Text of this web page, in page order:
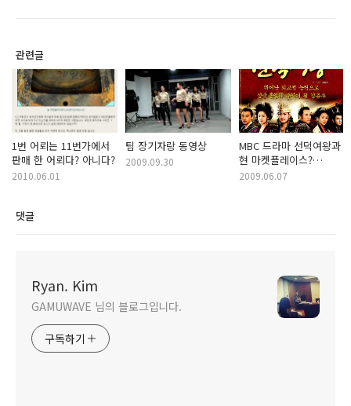
관련글
1번 어뢰는 11번가에서
판매 한 어뢰다? 아니다?
2010.06.01
팀 장기자랑 동영상
2009.09.30
MBC 드라마 선덕여왕과
현 마켓플레이스?
(시대적?옥션,
2009.06.07
댓글
Ryan. Kim
GAMUWAVE 님의 블로그입니다.
구독하기